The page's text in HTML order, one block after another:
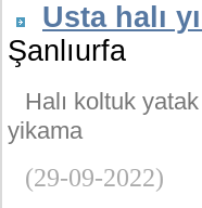
Usta halı
Şanlıurfa
Halı koltuk
yikama
(29-09-2022)